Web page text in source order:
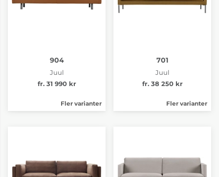
904
Juul
fr. 31 990 kr
Fler varianter
701
Juul
fr. 38 250 kr
Fler varianter